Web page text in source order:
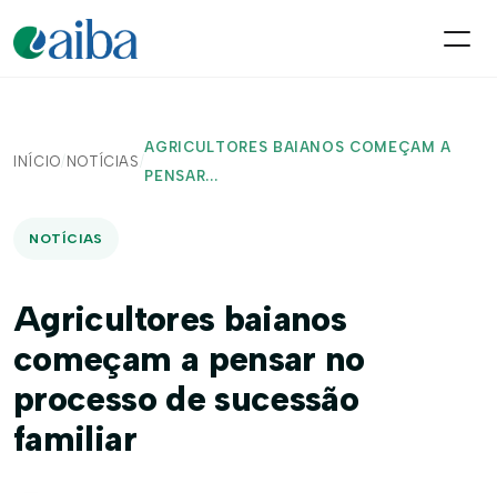
INÍCIO/ NOTÍCIAS /
AGRICULTORES BAIANOS COMEÇAM A
PENSAR...
NOTÍCIAS
Agricultores baianos
começam a pensar no
processo de sucessão
familiar